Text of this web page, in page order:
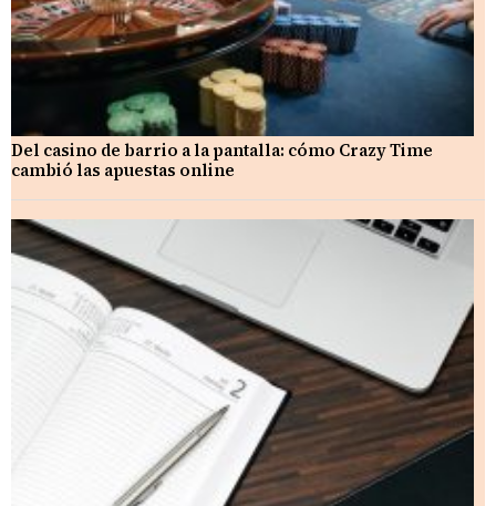
Del casino de barrio a la pantalla: cómo Crazy Time
cambió las apuestas online